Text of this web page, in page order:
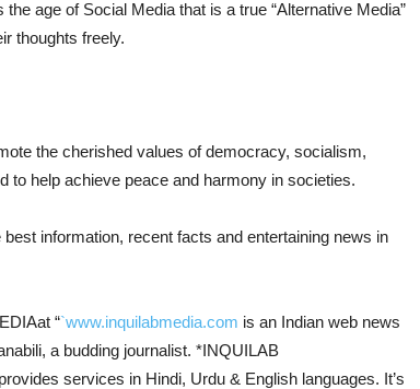
age of Social Media that is a true “Alternative Media”
thoughts freely.
the cherished values ​​of democracy, socialism,
to help achieve peace and harmony in societies.
information, recent facts and entertaining news in
“`www.inquilabmedia.com is an Indian web news
a budding journalist. *INQUILAB
services in Hindi, Urdu & English languages. It’s